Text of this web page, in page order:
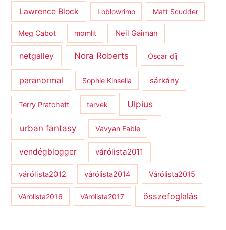
Lawrence Block Loblowrimo Matt Scudder
Meg Cabot momlit Neil Gaiman
netgalley Nora Roberts Oscar díj
paranormal Sophie Kinsella sárkány
Terry Pratchett tervek Ulpius
urban fantasy Vavyan Fable
vendégblogger várólista2011
várólista2012 várólista2014 Várólista2015
Várólista2016 Várólista2017 összefoglalás